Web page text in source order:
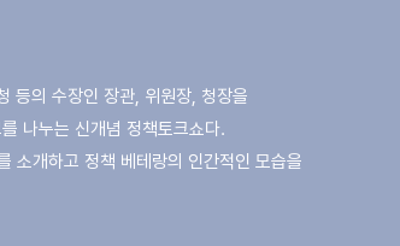
등의 수장인 장관, 위원장, 청장을
나누는 신개념 정책토크쇼다.
소개하고 정책 베테랑의 인간적인 모습을